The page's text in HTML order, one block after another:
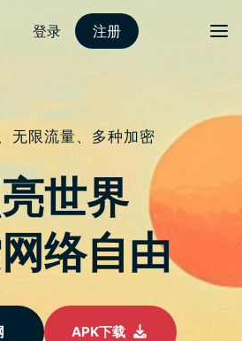
官方网站
游戏《星
》上市，配条同花
4 月 21 日
Games 发行，结合扑克牌元素与